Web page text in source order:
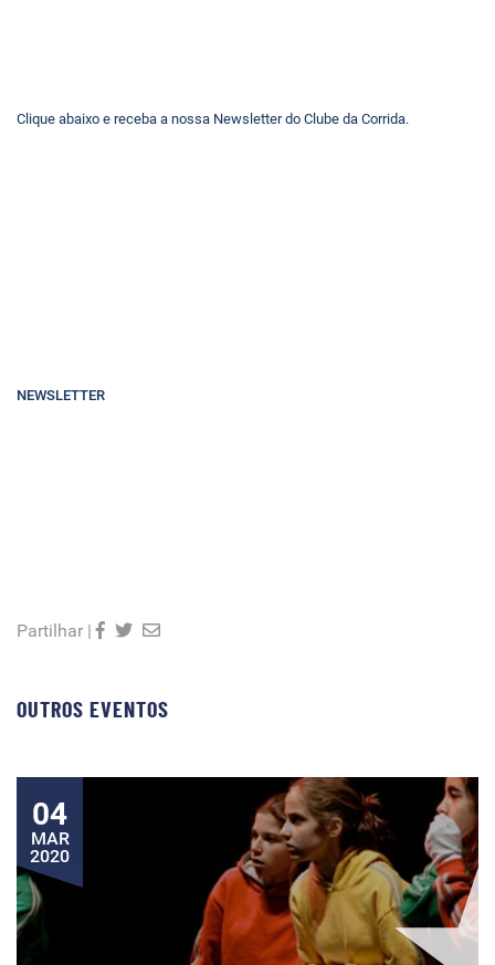
Clique abaixo e receba a nossa Newsletter do Clube da Corrida.
NEWSLETTER
Partilhar |
OUTROS EVENTOS
04
MAR
2020